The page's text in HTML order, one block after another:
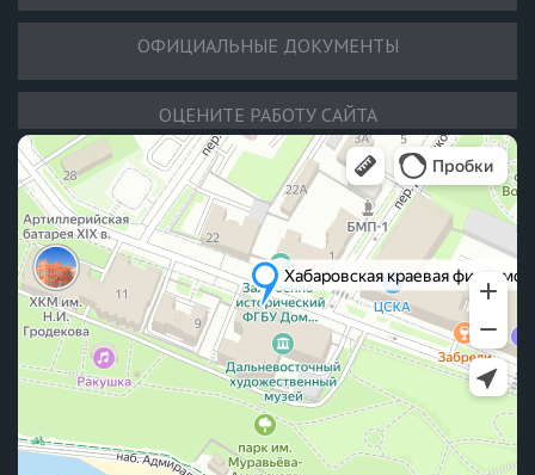
ОФИЦИАЛЬНЫЕ ДОКУМЕНТЫ
ОЦЕНИТЕ РАБОТУ САЙТА